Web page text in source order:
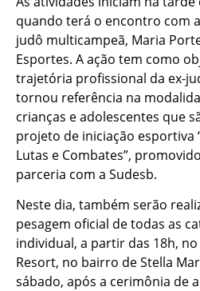
quando terá o encontro com
judô multicampeã, Maria
Esportes. A ação tem como
trajetória profissional da ex-
tornou referência na
crianças e adolescentes que
projeto de iniciação esportiva
Lutas e Combates”,
parceria com a Sudesb.
Neste dia, também serão
pesagem oficial de todas as
individual, a partir das 18h,
Resort, no bairro de Stella
sábado, após a cerimônia de